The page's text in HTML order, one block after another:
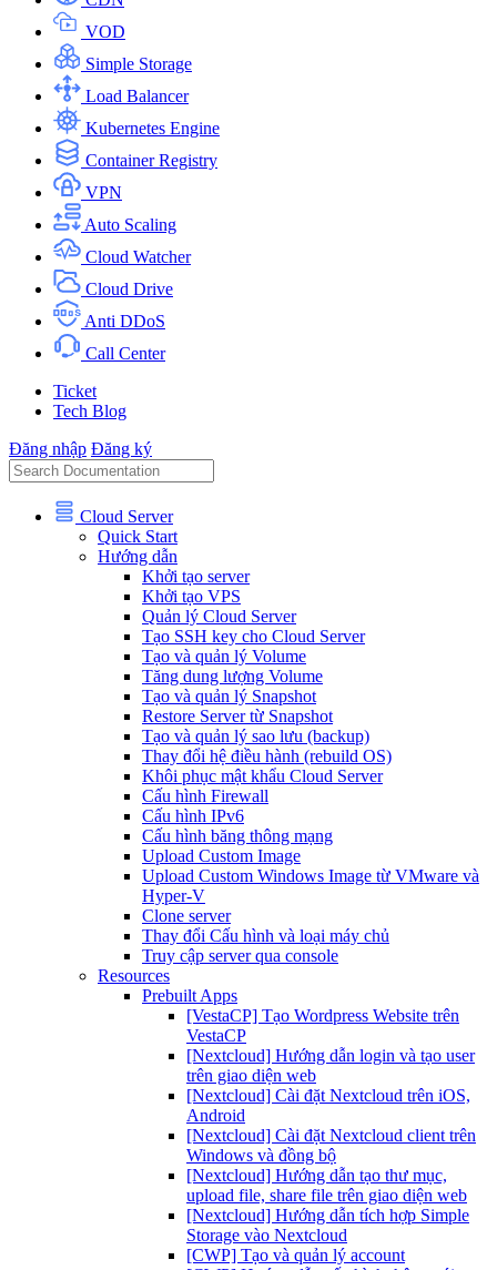
VOD
Simple Storage
Load Balancer
Kubernetes Engine
Container Registry
VPN
Auto Scaling
Cloud Watcher
Cloud Drive
Anti DDoS
Call Center
Ticket
Tech Blog
Đăng nhập Đăng ký
Cloud Server
Quick Start
Hướng dẫn
Khởi tạo server
Khởi tạo VPS
Quản lý Cloud Server
Tạo SSH key cho Cloud Server
Tạo và quản lý Volume
Tăng dung lượng Volume
Tạo và quản lý Snapshot
Restore Server từ Snapshot
Tạo và quản lý sao lưu (backup)
Thay đổi hệ điều hành (rebuild OS)
Khôi phục mật khẩu Cloud Server
Cấu hình Firewall
Cấu hình IPv6
Cấu hình băng thông mạng
Upload Custom Image
Upload Custom Windows Image từ VMware và
Hyper-V
Clone server
Thay đổi Cấu hình và loại máy chủ
Truy cập server qua console
Resources
Prebuilt Apps
[VestaCP] Tạo Wordpress Website trên
VestaCP
[Nextcloud] Hướng dẫn login và tạo user
trên giao diện web
[Nextcloud] Cài đặt Nextcloud trên iOS,
Android
[Nextcloud] Cài đặt Nextcloud client trên
Windows và đồng bộ
[Nextcloud] Hướng dẫn tạo thư mục,
upload file, share file trên giao diện web
[Nextcloud] Hướng dẫn tích hợp Simple
Storage vào Nextcloud
[CWP] Tạo và quản lý account